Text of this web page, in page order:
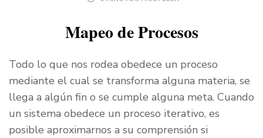
Mapeo de Procesos
Todo lo que nos rodea obedece un proceso
mediante el cual se transforma alguna materia, se
llega a algún fin o se cumple alguna meta. Cuando
un sistema obedece un proceso iterativo, es
posible aproximarnos a su comprensión si